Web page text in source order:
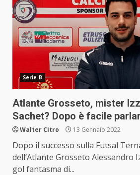
Serie B
Atlante Grosseto, mister
Sachet? Dopo è facile
Walter Citro 13 Gennaio 2022
Dopo il successo sulla Futsal
dell’Atlante Grosseto Alessandro
gol fantasma di...